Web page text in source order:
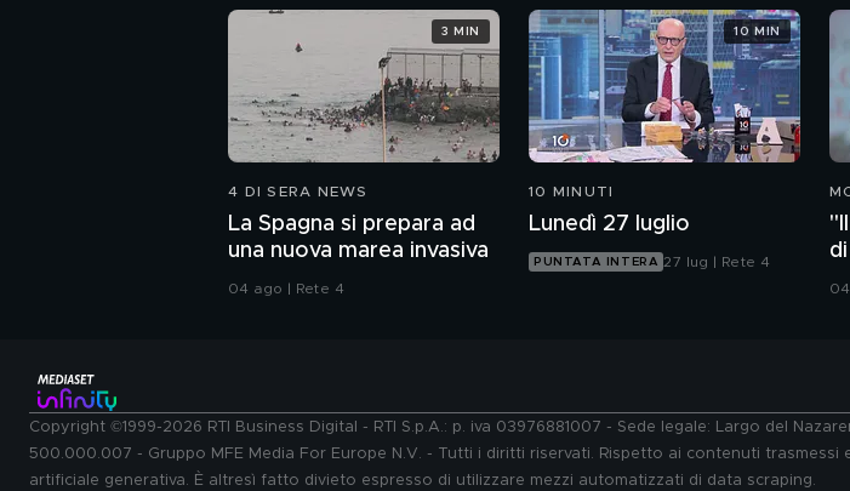
4 DI SERA NEWS
La Spagna si prepara ad
una nuova marea invasiva
04 ago | Rete 4
3 MIN
10 MINUTI
Lunedì 27 luglio
PUNTATA INTERA 27 lug | Rete 4
10 MIN
Copyright ©1999-2026 RTI Business Digital - RTI S.p.A.: p. iva 03976881007 - Sede legale: Largo del
500.000.007 - Gruppo MFE Media For Europe N.V. - Tutti i diritti riservati. Rispetto ai contenuti
artificiale generativa. È altresì fatto divieto espresso di utilizzare mezzi automatizzati di data scraping.